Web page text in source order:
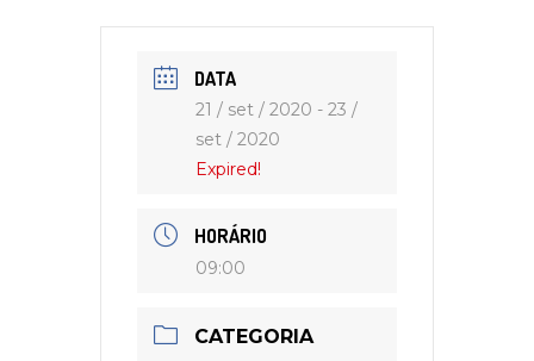
DATA
21 / set / 2020 - 23 /
set / 2020
Expired!
HORÁRIO
09:00
CATEGORIA